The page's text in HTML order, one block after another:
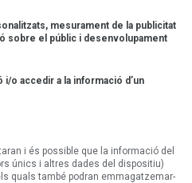
al
mesurament de la publicitat
sobre el públic i desenvolupament
i/o accedir a la informació d’un
i és possible que la informació del
únics i altres dades del dispositiu)
quals també podran emmagatzemar-